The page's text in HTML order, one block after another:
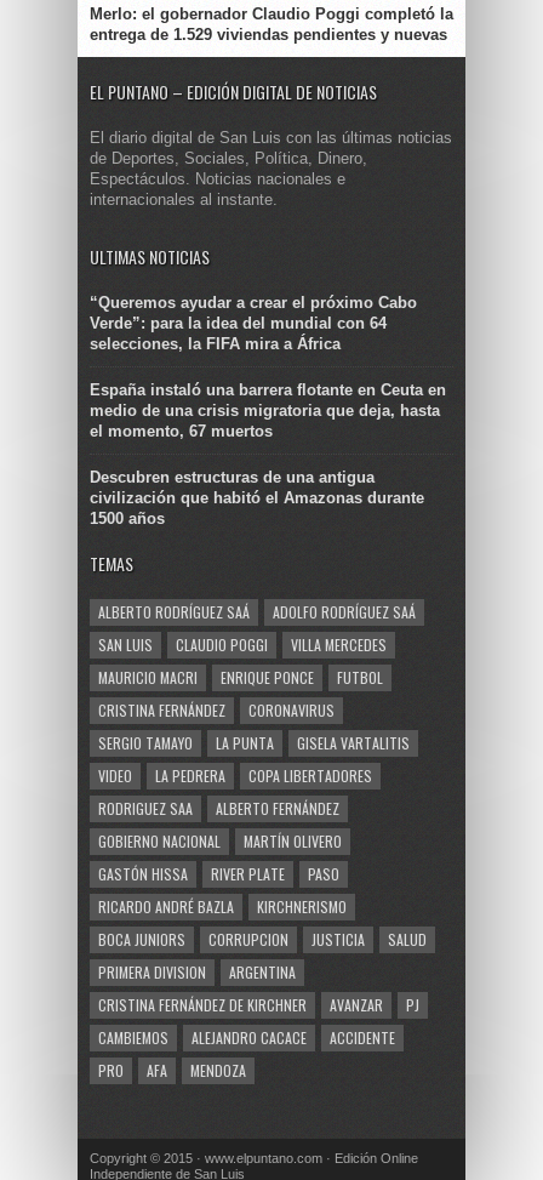
Merlo: el gobernador Claudio Poggi completó la
entrega de 1.529 viviendas pendientes y nuevas
EL PUNTANO – EDICIÓN DIGITAL DE NOTICIAS
El diario digital de San Luis con las últimas noticias
de Deportes, Sociales, Política, Dinero,
Espectáculos. Noticias nacionales e
internacionales al instante.
ULTIMAS NOTICIAS
“Queremos ayudar a crear el próximo Cabo
Verde”: para la idea del mundial con 64
selecciones, la FIFA mira a África
España instaló una barrera flotante en Ceuta en
medio de una crisis migratoria que deja, hasta
el momento, 67 muertos
Descubren estructuras de una antigua
civilización que habitó el Amazonas durante
1500 años
TEMAS
ALBERTO RODRÍGUEZ SAÁ
ADOLFO RODRÍGUEZ SAÁ
SAN LUIS
CLAUDIO POGGI
VILLA MERCEDES
MAURICIO MACRI
ENRIQUE PONCE
FUTBOL
CRISTINA FERNÁNDEZ
CORONAVIRUS
SERGIO TAMAYO
LA PUNTA
GISELA VARTALITIS
VIDEO
LA PEDRERA
COPA LIBERTADORES
RODRIGUEZ SAA
ALBERTO FERNÁNDEZ
GOBIERNO NACIONAL
MARTÍN OLIVERO
GASTÓN HISSA
RIVER PLATE
PASO
RICARDO ANDRÉ BAZLA
KIRCHNERISMO
BOCA JUNIORS
CORRUPCION JUSTICIA
SALUD
PRIMERA DIVISION
ARGENTINA
CRISTINA FERNÁNDEZ DE KIRCHNER
AVANZAR
PJ
CAMBIEMOS
ALEJANDRO CACACE
ACCIDENTE
PRO
AFA MENDOZA
Copyright © 2015 · www.elpuntano.com · Edición Online
Independiente de San Luis